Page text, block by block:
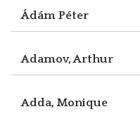
Ádám Péter
Adamov, Arthur
Adda, Monique